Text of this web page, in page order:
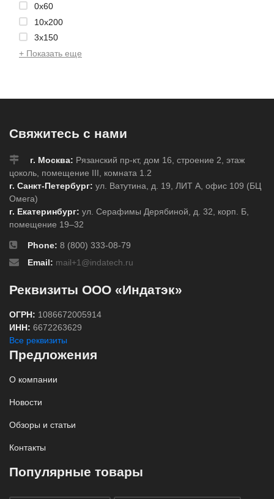
0x60
10x200
3x150
+ Показать еще
Свяжитесь с нами
г. Москва: Рязанский пр-кт, дом 16, строение 2, этаж
цоколь, помещение III, комната 1.2
г. Санкт-Петербург: ул. Ватутина, д. 19, ЛИТ А, офис 109 (БЦ
Омега)
г. Екатеринбург: ул. Серафимы Дерябиной, д. 32, корп. Б,
помещение 19–32
Phone: 8 (800) 333-08-79
Email: mail+1@indatech.ru
Реквизиты ООО «Индатэк»
ОГРН: 1086672005914
ИНН: 6672263629
Все реквизиты
Предложения
О компании
Новости
Обзоры и статьи
Контакты
Популярные товары